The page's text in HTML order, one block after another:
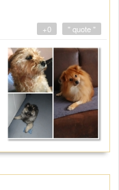
" quote "
+0